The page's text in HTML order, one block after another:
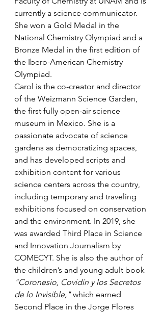
currently a science communicator.
She won a Gold Medal in the
National Chemistry Olympiad and a
Bronze Medal in the first edition of
the Ibero-American Chemistry
Olympiad.
Carol is the co-creator and director
of the Weizmann Science Garden,
the first fully open-air science
museum in Mexico. She is a
passionate advocate of science
gardens as democratizing spaces,
and has developed scripts and
exhibition content for various
science centers across the country,
including temporary and traveling
exhibitions focused on conservation
and the environment. In 2019, she
was awarded Third Place in Science
and Innovation Journalism by
COMECYT. She is also the author of
the children’s and young adult book
"Coronesio, Covidín y los Secretos
de lo Invisible," which earned
Second Place in the Jorge Flores